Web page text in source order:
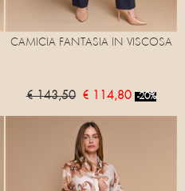
CAMICIA FANTASIA IN VISCOSA
€ 143,50 € 114,80 -20%